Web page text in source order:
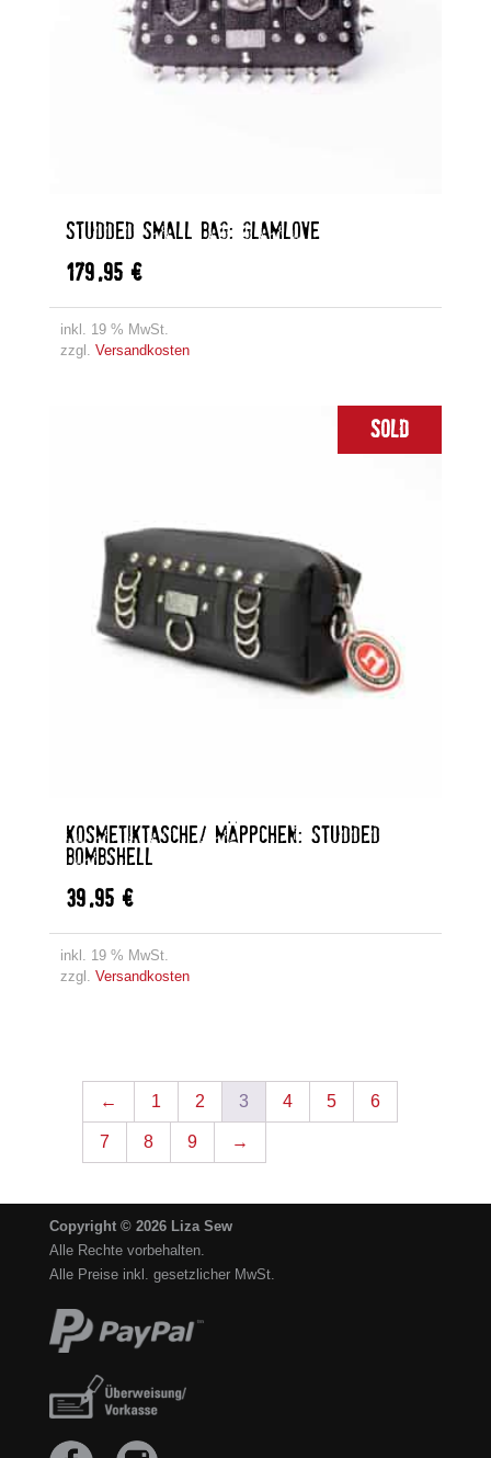
STUDDED SMALL BAG: GLAMLOVE
179,95 €
inkl. 19 % MwSt.
zzgl. Versandkosten
Sold
KOSMETIKTASCHE/ MÄPPCHEN: STUDDED
BOMBSHELL
39,95 €
inkl. 19 % MwSt.
zzgl. Versandkosten
← 1 2 3 4 5 6
7 8 9 →
Copyright © 2026 Liza Sew
Alle Rechte vorbehalten.
Alle Preise inkl. gesetzlicher MwSt.